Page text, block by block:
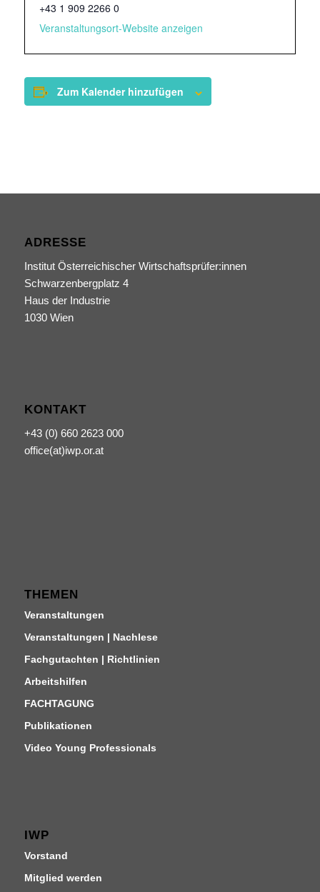
+43 1 909 2266 0
Veranstaltungsort-Website anzeigen
Zum Kalender hinzufügen
ADRESSE
Institut Österreichischer Wirtschaftsprüfer:innen
Schwarzenbergplatz 4
Haus der Industrie
1030 Wien
KONTAKT
+43 (0) 660 2623 000
office(at)iwp.or.at
THEMEN
Veranstaltungen
Veranstaltungen | Nachlese
Fachgutachten | Richtlinien
Arbeitshilfen
FACHTAGUNG
Publikationen
Video Young Professionals
IWP
Vorstand
Mitglied werden